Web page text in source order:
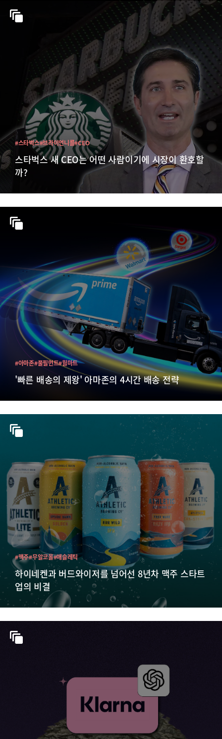
스타벅스 새 CEO는 어떤 사람이기에 시장이 환호할
까?
#스타벅스#브라이언니콜#CEO
'빠른 배송의 제왕' 아마존의 4시간 배송 전략
#아마존#풀필먼트#월마트
하이네켄과 버드와이저를 넘어선 8년차 맥주 스타트
업의 비결
#맥주#무알코올#애슬레틱